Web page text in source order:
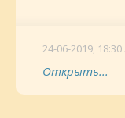
24-06-2019, 18:30
Открыть...